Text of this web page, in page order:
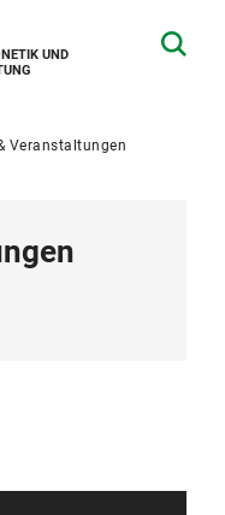
UND
Veranstaltungen